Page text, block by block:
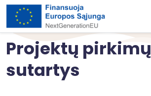
Projektų pirkimų
sutartys